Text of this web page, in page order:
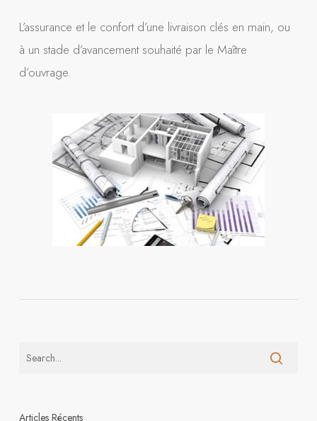
L’assurance et le confort d’une livraison clés en main, ou
à un stade d’avancement souhaité par le Maître
d’ouvrage.
Articles Récents